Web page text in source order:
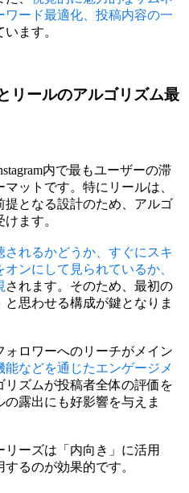
ード最適化、投稿内容の一
います。
ールのアルゴリズム最
内で最もユーザーの滞
ットです。特にリールは、
となる設計のため、アルゴ
ます。
されるかどうか、すぐにスキ
ンにして見られているか、
されます。そのため、最初の
思わせる構成が鍵となりま
ロワーへのリーチがメイン
能などを通じたエンゲージメ
リズムが投稿者全体の評価を
露出にも好影響を与えま
ーズは「内向き」に活用
るのが効果的です。